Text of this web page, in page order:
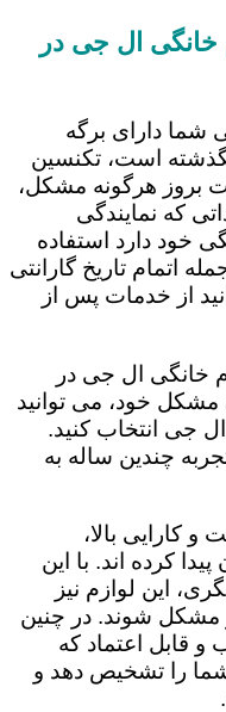
ال جی در
دارای برگه
است، تکنسین
بروز هرگونه مشکل،
که نمایندگی
خود دارد استفاده
اتمام تاریخ گارانتی
از خدمات پس از
خانگی ال جی در
خود، می توانید
ال جی انتخاب کنید.
چندین ساله به
کارایی بالا،
کرده اند. با این
این لوازم نیز
شوند. در چنین
و قابل اعتماد که
را تشخیص دهد و